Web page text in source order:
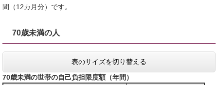
間（12カ月分）です。
70歳未満の人
表のサイズを切り替える
70歳未満の世帯の自己負担限度額（年間）